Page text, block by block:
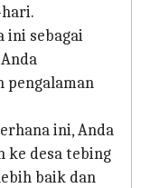
ini sebagai
ini, Anda
ke desa tebing
baik dan